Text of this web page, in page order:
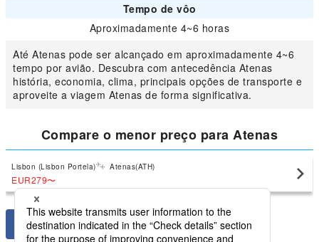
Tempo de vôo
Aproximadamente 4~6 horas
Até Atenas pode ser alcançado em aproximadamente 4~6
tempo por avião. Descubra com antecedência Atenas
história, economia, clima, principais opções de transporte e
aproveite a viagem Atenas de forma significativa.
Compare o menor preço para Atenas
Lisbon (Lisbon Portela) Atenas(ATH)
EUR279〜